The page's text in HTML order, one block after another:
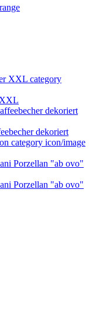
dekoriert
Porzellan "ab ovo"
Porzellan "ab ovo"